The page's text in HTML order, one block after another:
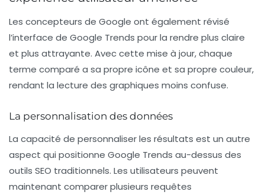
Les concepteurs de Google ont également révisé
l’interface de Google Trends pour la rendre plus claire
et plus attrayante. Avec cette mise à jour, chaque
terme comparé a sa propre icône et sa propre couleur,
rendant la lecture des graphiques moins confuse.
La personnalisation des données
La capacité de personnaliser les résultats est un autre
aspect qui positionne Google Trends au-dessus des
outils SEO traditionnels. Les utilisateurs peuvent
maintenant comparer plusieurs requêtes